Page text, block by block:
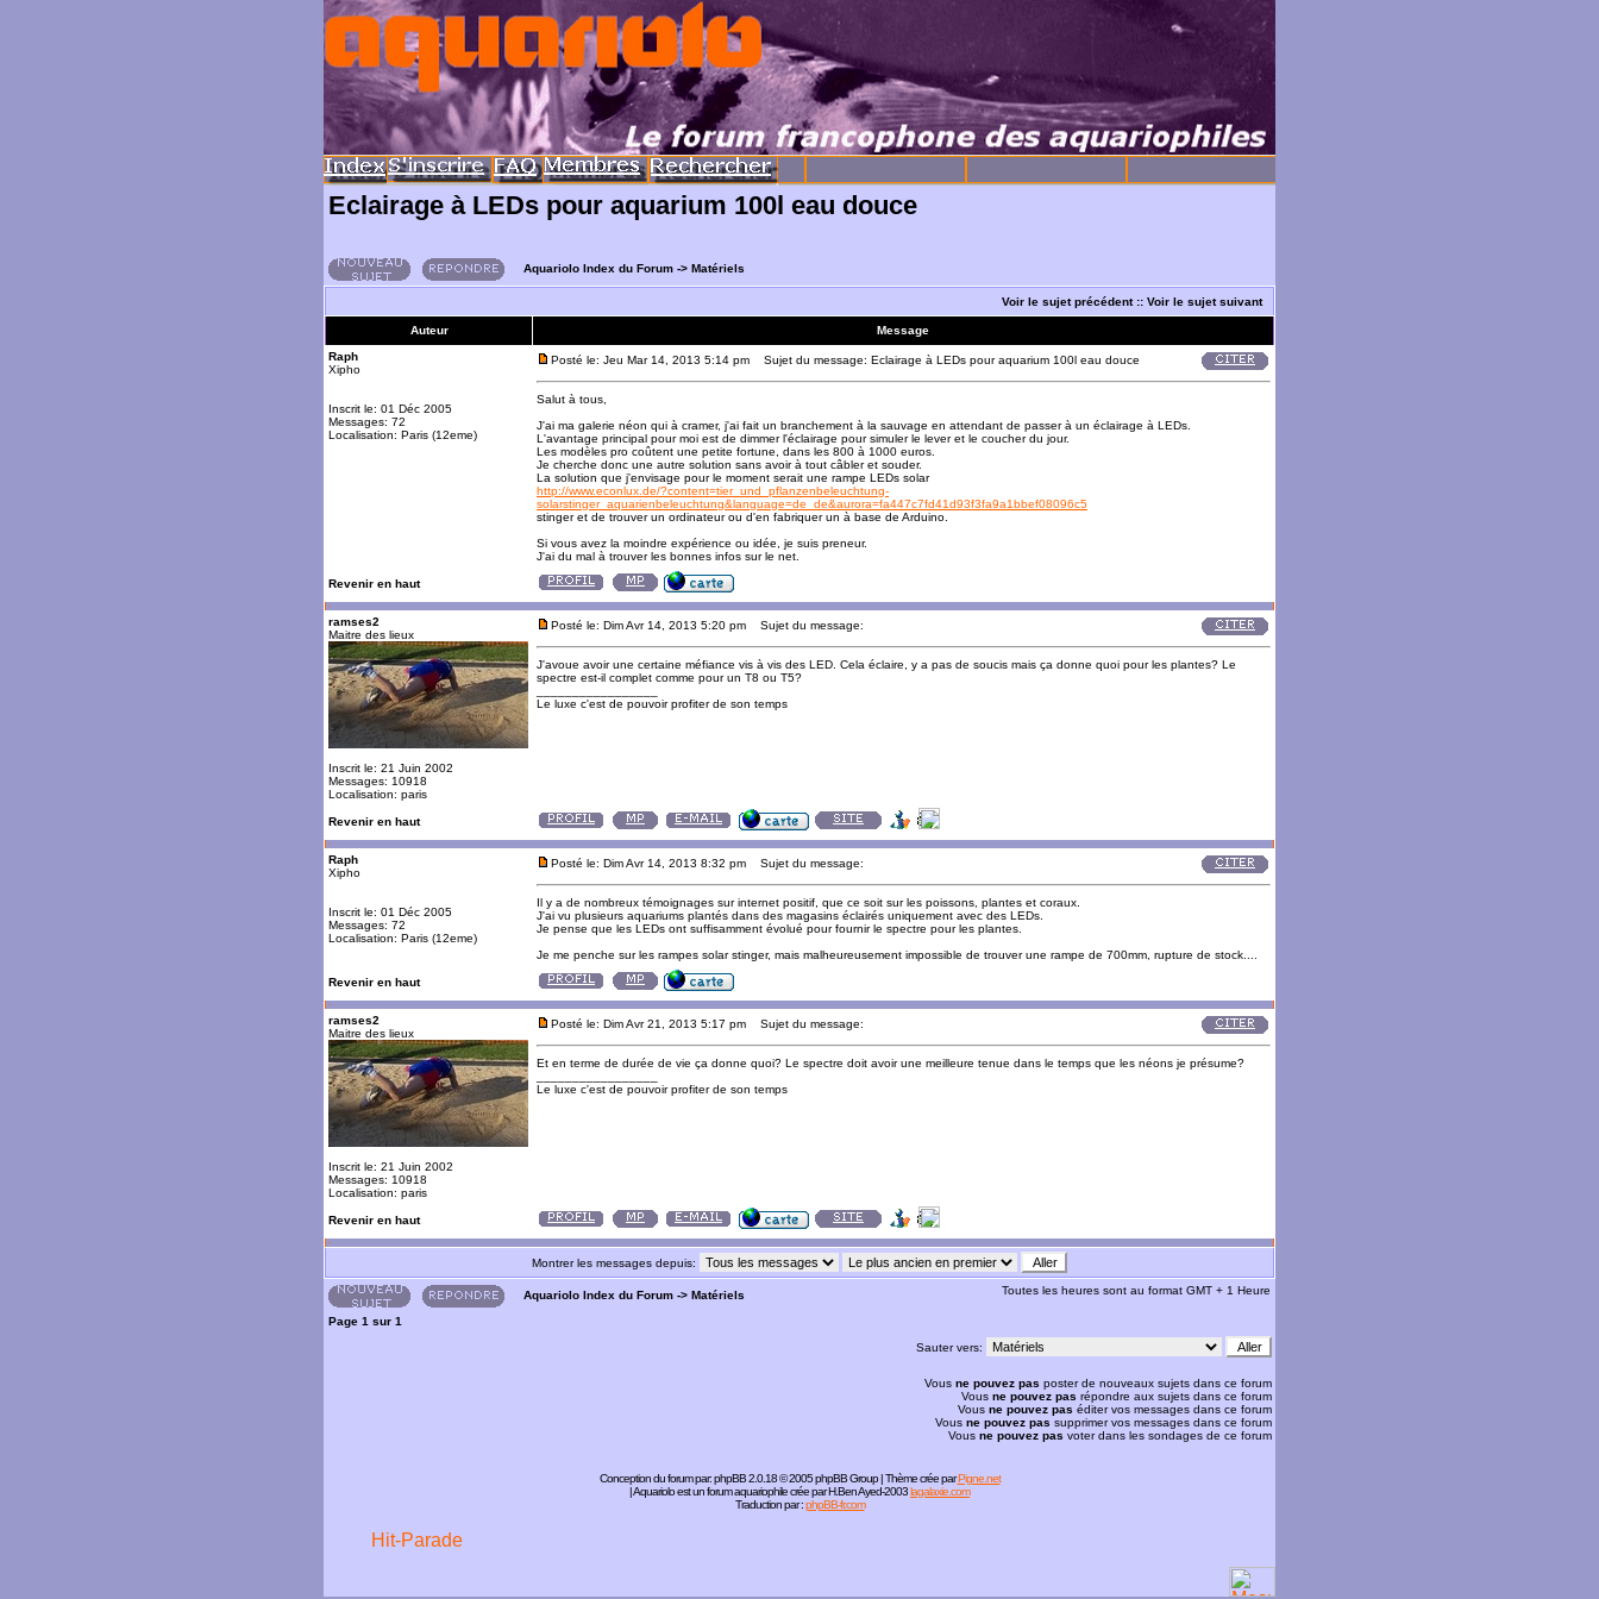
Eclairage à LEDs pour aquarium 100l eau douce
Aquariolo Index du Forum -> Matériels
Voir le sujet précédent:: Voir le sujet suivant
Auteur
Message
Raph
Xipho
Inscrit le: 01 Déc 2005
Messages: 72
Localisation: Paris (12eme)
Posté le: Jeu Mar 14, 2013 5:14 pm Sujet du message: Eclairage à LEDs pour aquarium 100l eau douce
Salut à tous,
J'ai ma galerie néon qui à cramer, j'ai fait un branchement à la sauvage en attendant de passer à un éclairage à LEDs.
L'avantage principal pour moi est de dimmer l'éclairage pour simuler le lever et le coucher du jour.
Les modèles pro coûtent une petite fortune, dans les 800 à 1000 euros.
Je cherche donc une autre solution sans avoir à tout câbler et souder.
La solution que j'envisage pour le moment serait une rampe LEDs solar
http://www.econlux.de/?content=tier_und_pflanzenbeleuchtung-
solarstinger_aquarienbeleuchtung&language=de_de&aurora=fa447c7fd41d93f3fa9a1bbef08096c5
stinger et de trouver un ordinateur ou d'en fabriquer un à base de Arduino.
Si vous avez la moindre expérience ou idée, je suis preneur.
J'ai du mal à trouver les bonnes infos sur le net.
Revenir en haut
ramses2
Maitre des lieux
Inscrit le: 21 Juin 2002
Messages: 10918
Localisation: paris
Posté le: Dim Avr 14, 2013 5:20 pm Sujet du message:
J'avoue avoir une certaine méfiance vis à vis des LED. Cela éclaire, y a pas de soucis mais ça donne quoi pour les plantes? Le
spectre est-il complet comme pour un T8 ou T5?
Le luxe c'est de pouvoir profiter de son temps
Revenir en haut
Raph
Xipho
Inscrit le: 01 Déc 2005
Messages: 72
Localisation: Paris (12eme)
Posté le: Dim Avr 14, 2013 8:32 pm Sujet du message:
Il y a de nombreux témoignages sur internet positif, que ce soit sur les poissons, plantes et coraux.
J'ai vu plusieurs aquariums plantés dans des magasins éclairés uniquement avec des LEDs.
Je pense que les LEDs ont suffisamment évolué pour fournir le spectre pour les plantes.
Je me penche sur les rampes solar stinger, mais malheureusement impossible de trouver une rampe de 700mm, rupture de stock....
Revenir en haut
ramses2
Maitre des lieux
Inscrit le: 21 Juin 2002
Messages: 10918
Localisation: paris
Posté le: Dim Avr 21, 2013 5:17 pm Sujet du message:
Et en terme de durée de vie ça donne quoi? Le spectre doit avoir une meilleure tenue dans le temps que les néons je présume?
Le luxe c'est de pouvoir profiter de son temps
Revenir en haut
Montrer les messages depuis:
Aquariolo Index du Forum -> Matériels Toutes les heures sont au format GMT + 1 Heure
Page 1 sur 1
Sauter vers:
Vous ne pouvez pas poster de nouveaux sujets dans ce forum
Vous ne pouvez pas répondre aux sujets dans ce forum
Vous ne pouvez pas éditer vos messages dans ce forum
Vous ne pouvez pas supprimer vos messages dans ce forum
Vous ne pouvez pas voter dans les sondages de ce forum
Conception du forum par:phpBB2.0.18 © 2005 phpBB Group | Thème crée parPigne.net
| Aquariolo est un forum aquariophile crée par H.Ben Ayed-2003lagalaxie.com
Traduction par :phpBB-fr.com